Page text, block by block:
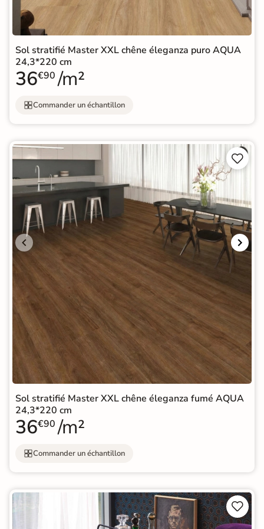
Sol stratifié Master XXL chêne éleganza puro AQUA
24,3*220 cm
36€90 /m²
Commander un échantillon


Sol stratifié Master XXL chêne éleganza fumé AQUA
24,3*220 cm
36€90 /m²
Commander un échantillon

